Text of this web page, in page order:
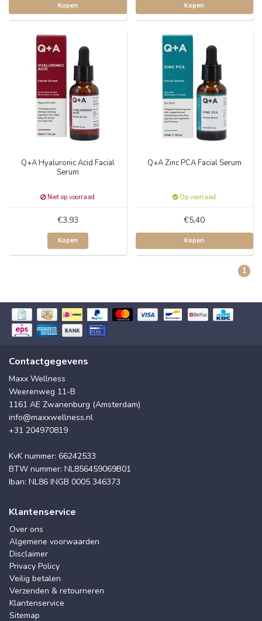
Kopen Kopen
Q+A Hyaluronic Acid Facial
Serum
Niet op voorraad
€3,93
Kopen
Q+A Zinc PCA Facial Serum
Op voorraad
€5,40
Kopen
1
Contactgegevens
Maxx Wellness
Weerenweg 11-B
1161 AE Zwanenburg (Amsterdam)
info@maxxwellness.nl
+31 204970819
KvK nummer: 66242533
BTW nummer: NL856459069B01
Iban: NL86 INGB 0005 346373
Klantenservice
Over ons
Algemene voorwaarden
Disclaimer
Privacy Policy
Veilig betalen
Verzenden & retourneren
Klantenservice
Sitemap